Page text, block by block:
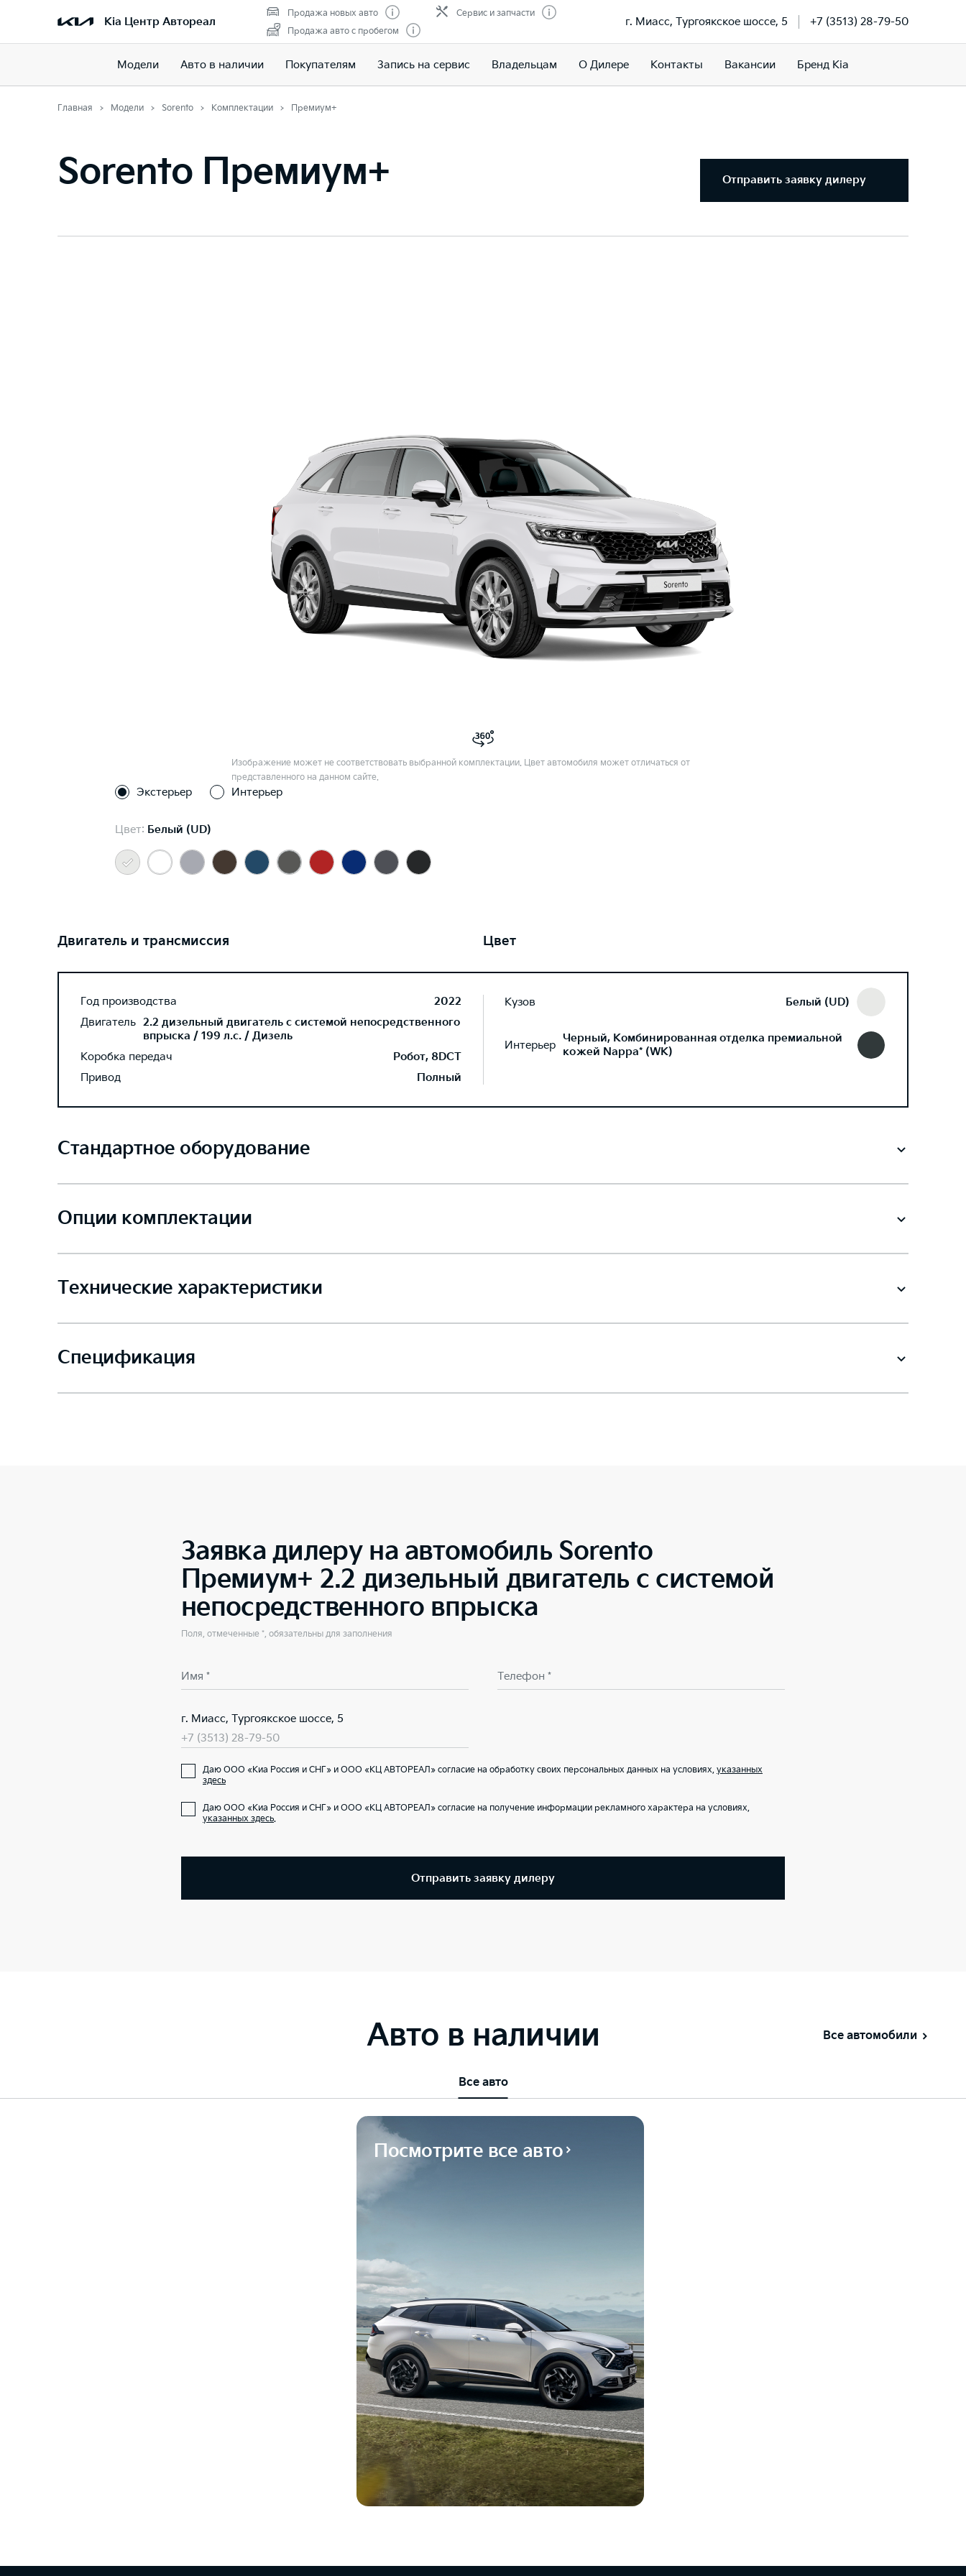
Kia Центр Автореал
Продажа новых авто
Продажа авто с пробегом
Сервис и запчасти
г. Миасс, Тургоякское шоссе, 5 +7 (3513) 28-79-50
Модели Авто в наличии Покупателям Запись на сервис Владельцам О Дилере Контакты Вакансии Бренд Kia
Главная Модели Sorento Комплектации Премиум+
Sorento Премиум+ Отправить заявку дилеру
Изображение может не соответствовать выбранной комплектации. Цвет автомобиля может отличаться от
представленного на данном сайте.
Экстерьер Интерьер
Цвет: Белый (UD)
Двигатель и трансмиссия
Год производства
2022
Двигатель 2.2 дизельный двигатель с системой непосредственного
впрыска / 199 л.с. / Дизель
Коробка передач
Робот, 8DCT
Привод
Полный
Цвет
Кузов Белый (UD)
Интерьер Черный, Комбинированная отделка премиальной
кожей Nappa* (WK)
Стандартное оборудование
Опции комплектации
Технические характеристики
Спецификация
Заявка дилеру на автомобиль Sorento
Премиум+ 2.2 дизельный двигатель с системой
непосредственного впрыска
Поля, отмеченные *, обязательны для заполнения
Имя * Телефон *
г. Миасс, Тургоякское шоссе, 5
+7 (3513) 28-79-50
Даю ООО «Киа Россия и СНГ» и ООО «КЦ АВТОРЕАЛ» согласие на обработку своих персональных данных на условиях, указанных
здесь
Даю ООО «Киа Россия и СНГ» и ООО «КЦ АВТОРЕАЛ» согласие на получение информации рекламного характера на условиях,
указанных здесь.
Отправить заявку дилеру
Авто в наличии Все автомобили
Все авто
Посмотрите все авто